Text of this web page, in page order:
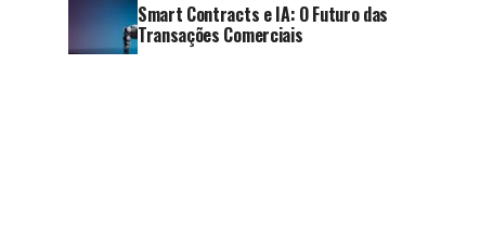
Smart Contracts e IA: O Futuro das
Transações Comerciais